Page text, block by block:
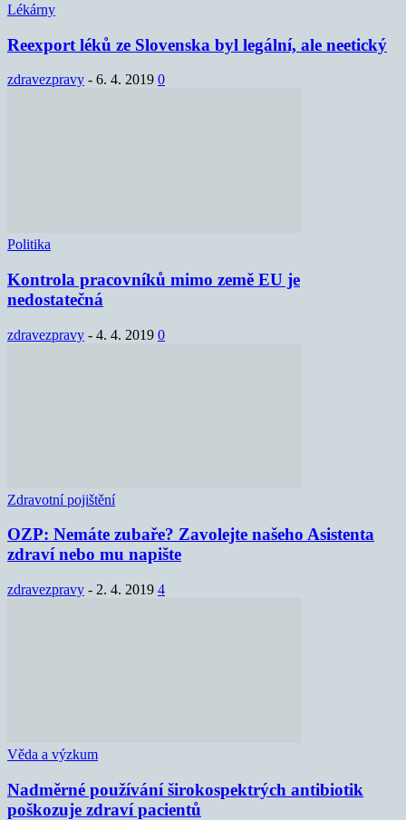
Lékárny
Reexport léků ze Slovenska byl legální, ale neetický
zdravezpravy - 6. 4. 2019 0
Politika
Kontrola pracovníků mimo země EU je
nedostatečná
zdravezpravy - 4. 4. 2019 0
Zdravotní pojištění
OZP: Nemáte zubaře? Zavolejte našeho Asistenta
zdraví nebo mu napište
zdravezpravy - 2. 4. 2019 4
Věda a výzkum
Nadměrné používání širokospektrých antibiotik
poškozuje zdraví pacientů